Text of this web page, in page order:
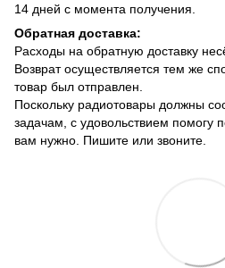
14 дней с момента получения.
Обратная доставка:
Расходы на обратную доставку
Возврат осуществляется тем же
товар был отправлен.
Поскольку радиотовары должны
задачам, с удовольствием помогу
вам нужно. Пишите или звоните.